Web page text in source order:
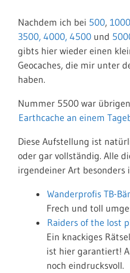
Nachdem ich bei 500, 1000
3500, 4000, 4500 und
gibts hier wieder einen
Geocaches, die mir unter
haben.
Nummer 5500 war
Earthcache an einem
Diese Aufstellung ist
oder gar vollständig. Alle
irgendeiner Art besonders
Wanderprofis TB-
Frech und toll
Raiders of the lost
Ein knackiges
ist hier garantiert!
noch eindrucksvoll.